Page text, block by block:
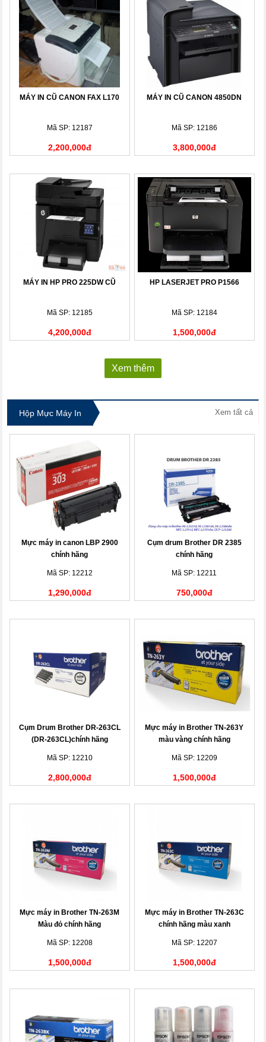
MÁY IN CŨ CANON FAX L170
Mã SP: 12187
2,200,000đ
MÁY IN CŨ CANON 4850DN
Mã SP: 12186
3,800,000đ
MÁY IN HP PRO 225DW CŨ
Mã SP: 12185
4,200,000đ
HP LASERJET PRO P1566
Mã SP: 12184
1,500,000đ
Xem thêm
Hộp Mực Máy In Xem tất cả
Mực máy in canon LBP 2900
chính hãng
Mã SP: 12212
1,290,000đ
Cụm drum Brother DR 2385
chính hãng
Mã SP: 12211
750,000đ
Cụm Drum Brother DR-263CL
(DR-263CL)chính hãng
Mã SP: 12210
2,800,000đ
Mực máy in Brother TN-263Y
màu vàng chính hãng
Mã SP: 12209
1,500,000đ
Mực máy in Brother TN-263M
Màu đỏ chính hãng
Mã SP: 12208
1,500,000đ
Mực máy in Brother TN-263C
chính hãng màu xanh
Mã SP: 12207
1,500,000đ